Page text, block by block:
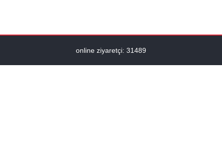
online ziyaretçi: 31489